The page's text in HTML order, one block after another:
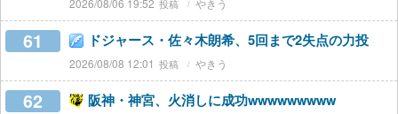
2026/08/06 19:52 やきう
61 ドジャース・佐々木朗希、5回まで2失点の力投
2026/08/08 12:01 やきう
62 阪神・神宮、火消しに成功wwwwwwwww